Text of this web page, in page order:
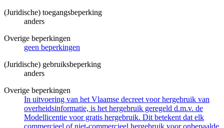
(Juridische) toegangsbeperking
anders
Overige beperkingen
geen beperkingen
(Juridische) gebruiksbeperking
anders
Overige beperkingen
In uitvoering van het Vlaamse decreet voor hergebruik van
overheidsinformatie, is het hergebruik geregeld d.m.v. de
Modellicentie voor gratis hergebruik. Dit betekent dat elk
commercieel of niet-commercieel hergebruik voor onbepaalde